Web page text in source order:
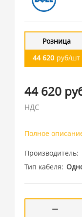
Розница
44 620 руб/шт
44 620
НДС
Полное
Производитель
Тип кабеля